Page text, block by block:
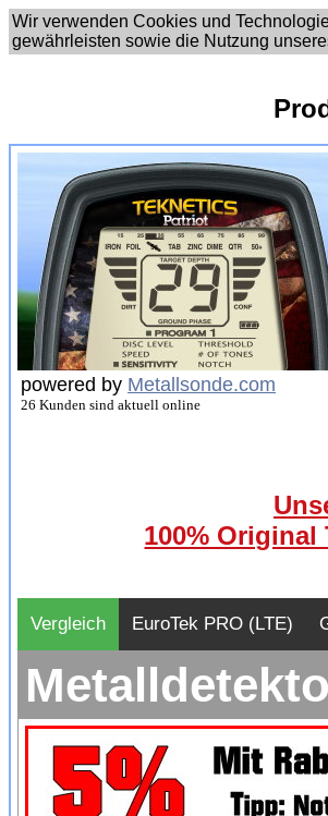
Wir verwenden Cookies und
gewährleisten sowie die Nutzung
powered by Metallsonde.com
26 Kunden sind aktuell online
100%
Vergleich EuroTek PRO (LTE)